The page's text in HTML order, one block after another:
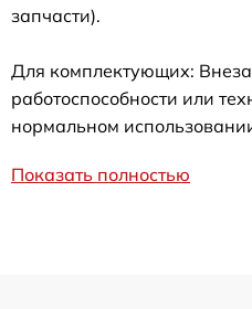
запчасти).
Для комплектующих:
работоспособности или
нормальном
Показать полностью